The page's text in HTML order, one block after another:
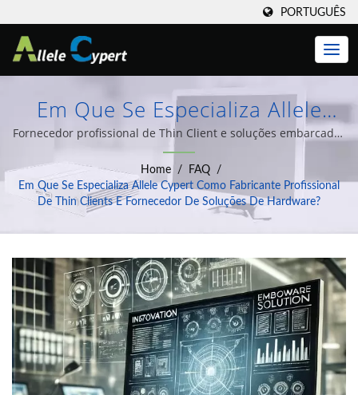
PORTUGUÊS
Em Que Se Especializa Allele
Cypert Como Fabricante
Profissional De Thin Clients E
Fornecedor De Soluções De
Hardware? | Otimize Sua TI Com
Client Da Allele Cypert
Fornecedor profissional de Thin Client e soluções embarcadas
| Temos nos dedicado ao design e produção de Thin Clients,
computadores Tudo-em-Um, PCs Embutidos e uma ampla
variedade de soluções de integração de sistemas de
computador há mais de 20 anos de experiência.
Home / FAQ
/
Em Que Se Especializa Allele Cypert Como Fabricante Profissional
De Thin Clients E Fornecedor De Soluções De Hardware?